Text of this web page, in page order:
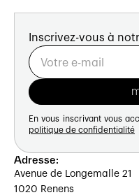
Inscrivez-vous à
En vous inscrivant vous
politique de confidentialité
Adresse:
Avenue de Longemalle 21
1020 Renens